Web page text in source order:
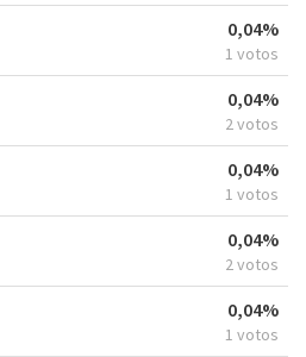
0,04%
1 votos
0,04%
2 votos
0,04%
1 votos
0,04%
2 votos
0,04%
1 votos